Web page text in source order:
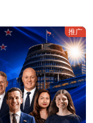
推广